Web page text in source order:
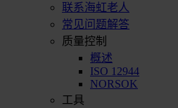
联系海虹老人
常见问题解答
质量控制
概述
ISO 12944
NORSOK
工具